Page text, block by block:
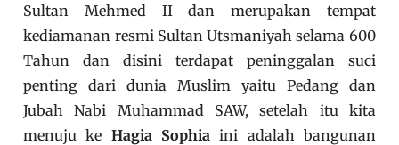
Sultan Mehmed II dan merupakan tempat
kediamanan resmi Sultan Utsmaniyah selama 600
Tahun dan disini terdapat peninggalan suci
penting dari dunia Muslim yaitu Pedang dan
Jubah Nabi Muhammad SAW, setelah itu kita
menuju ke Hagia Sophiaini adalah bangunan